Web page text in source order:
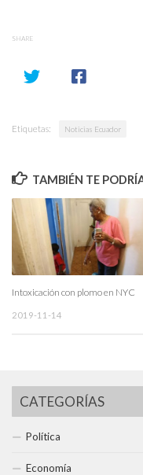
SHARE
Etiquetas: Noticias Ecuador
TAMBIÉN TE
Intoxicación con plomo en NYC
2019-11-14
CATEGORÍAS
Política
Economía